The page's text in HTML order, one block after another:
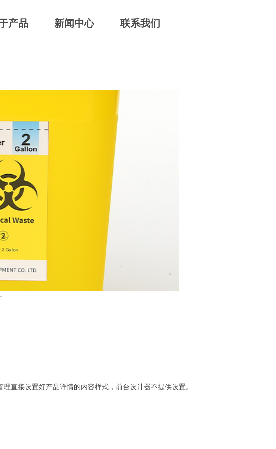
产品 新闻中心 联系我们
直接设置好产品详情的内容样式，前台设计器不提供设置。